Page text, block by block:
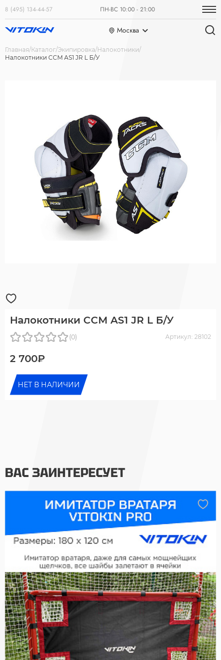
8 (495) 134-44-57 ПН-ВС 10:00 - 21:00
Москва
Главная Каталог Экипировка Налокотники
Налокотники CCM AS1 JR L Б/У
Налокотники CCM AS1 JR L Б/У
(0) Артикул: 28102
2 700₽
НЕТ В НАЛИЧИИ
ВАС ЗАИНТЕРЕСУЕТ